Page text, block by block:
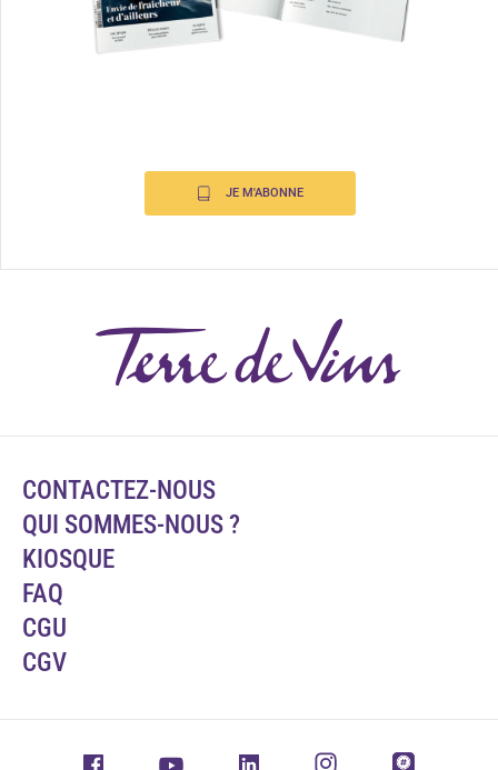
JE M'ABONNE
CONTACTEZ-NOUS
QUI SOMMES-NOUS ?
KIOSQUE
FAQ
CGU
CGV